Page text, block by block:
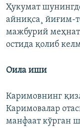
Ҳукумат
айниқса¸ йиғим-
мажбурий меҳнат
остида қолиб
Оила иши
Каримовнинг
Каримовалар
манфаат кўрган